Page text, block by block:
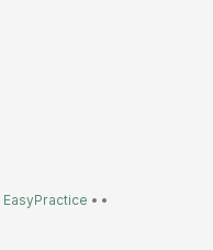
EasyPractice • •